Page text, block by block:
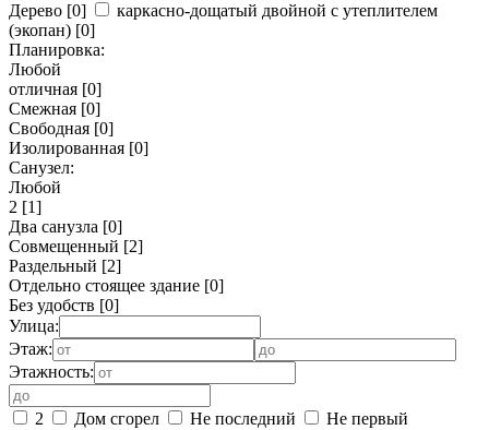
Дерево [0]
каркасно-дощатый двойной с утеплителем
(экопан) [0]
Планировка:
Любой
отличная [0]
Смежная [0]
Свободная [0]
Изолированная [0]
Санузел:
Любой
2 [1]
Два санузла [0]
Совмещенный [2]
Раздельный [2]
Отдельно стоящее здание [0]
Без удобств [0]
Улица:
Этаж:
Этажность:
2 Дом сгорел Не последний
Не первый